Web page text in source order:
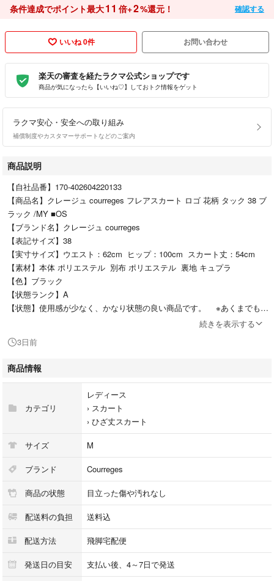
条件達成でポイント最大11 倍+2%還元！ 確認する
いいね 0件 お問い合わせ
楽天の審査を経たラクマ公式ショップです
商品が気になったら【いいね♡】しておトク情報をゲット
ラクマ安心・安全への取り組み
補償制度やカスタマーサポートなどのご案内
商品説明
【自社品番】170-402604220133
【商品名】クレージュ courreges フレアスカート ロゴ 花柄 タック 38 ブ
ラック /MY ■OS
【ブランド名】クレージュ courreges
【表記サイズ】38
【実寸サイズ】ウエスト：62cm ヒップ：100cm スカート丈：54cm
【素材】本体 ポリエステル 別布 ポリエステル 裏地 キュプラ
【色】ブラック
【状態ランク】A
【状態】使用感が少なく、かなり状態の良い商品です。 ※あくまでも中
古品ですので掲載写真や記載内容をご確認いただき、ご理解の上ご購入く
【備考】・イトキン株式会社
商品のお問い合わせの回答を休止しております。＊各商品ページの商品詳
★本商品は一点物です
他サイトや店舗にて販売している商品です。多少のお時間差にて欠品にな
ることもございます。予めご了承頂ますようお願い致します。
こちらの商品はラクマ公式パートナーのベクトルによって出品されていま
続きを表示する
3日前
商品情報
カテゴリ
レディース
› スカート
› ひざ丈スカート
サイズ M
ブランド Courreges
商品の状態 目立った傷や汚れなし
配送料の負担 送料込
配送方法 飛脚宅配便
発送日の目安 支払い後、4～7日で発送